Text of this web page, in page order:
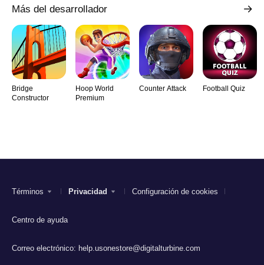
Más del desarrollador
Bridge
Constructor
Hoop World
Premium
Counter Attack Football Quiz
Términos Privacidad Configuración de cookies
Centro de ayuda
Correo electrónico: help.usonestore@digitalturbine.com